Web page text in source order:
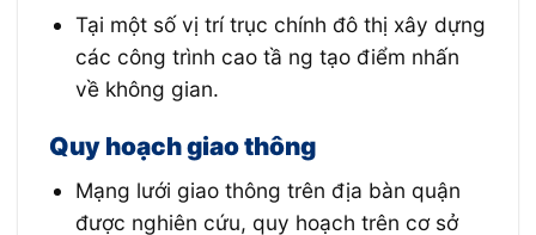
Tại một số vị trí trục chính đô thị xây dựng
các công trình cao tầ ng tạo điểm nhấn
về không gian.
Quy hoạch giao thông
Mạng lưới giao thông trên địa bàn quận
được nghiên cứu, quy hoạch trên cơ sở